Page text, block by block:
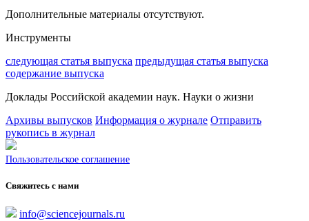
Дополнительные материалы отсутствуют.
Инструменты
следующая статья выпуска предыдущая статья выпуска
содержание выпуска
Доклады Российской академии наук. Науки о жизни
Архивы выпусков Информация о журнале Отправить
рукопись в журнал
Пользовательское соглашение
Свяжитесь с нами
info@sciencejournals.ru